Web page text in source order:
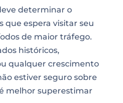
determinar o
que espera visitar seu
de maior tráfego.
históricos,
qualquer crescimento
estiver seguro sobre
melhor superestimar